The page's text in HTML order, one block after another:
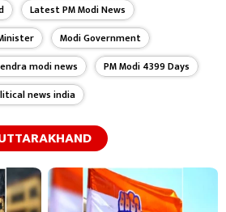
Latest PM Modi News
Modi Government
modi news
PM Modi 4399 Days
news india